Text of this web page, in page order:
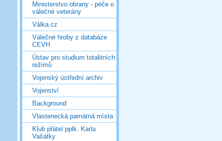
Ministerstvo obrany - péče o
válečné veterány
Válka.cz
Válečné hroby z databáze
CEVH
Ústav pro studium totalitních
režimů
Vojenský ústřední archiv
Vojenství
Background
Vlastenecká památná místa
Klub přátel pplk. Karla
Vašátky